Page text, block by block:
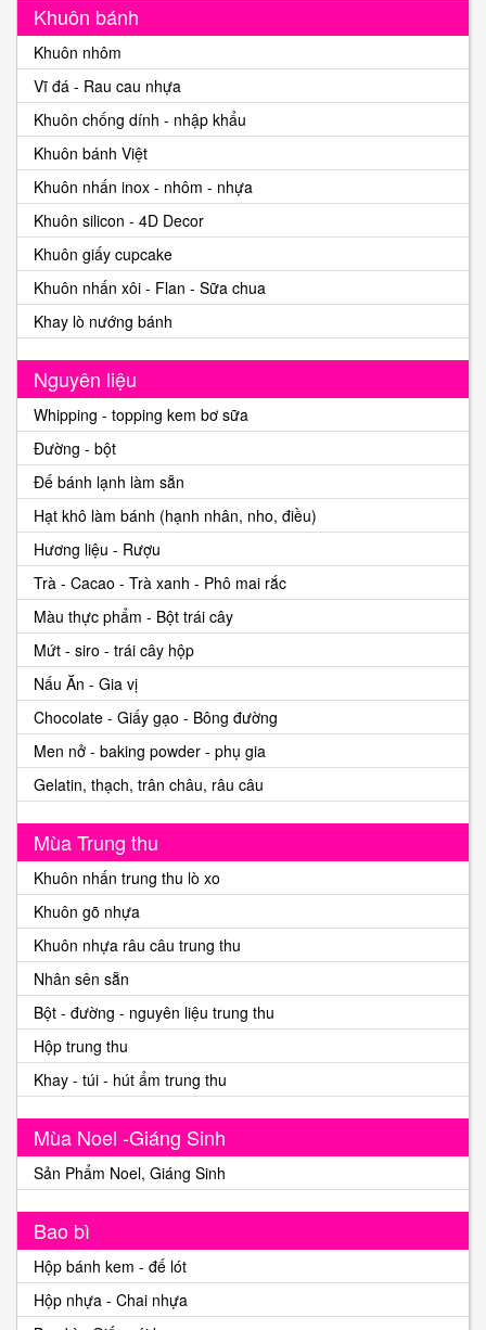
Khuôn bánh
Khuôn nhôm
Vĩ đá - Rau cau nhựa
Khuôn chống dính - nhập khẩu
Khuôn bánh Việt
Khuôn nhấn inox - nhôm - nhựa
Khuôn silicon - 4D Decor
Khuôn giấy cupcake
Khuôn nhấn xôi - Flan - Sữa chua
Khay lò nướng bánh
Nguyên liệu
Whipping - topping kem bơ sữa
Đường - bột
Đế bánh lạnh làm sẵn
Hạt khô làm bánh (hạnh nhân, nho, điều)
Hương liệu - Rượu
Trà - Cacao - Trà xanh - Phô mai rắc
Màu thực phẩm - Bột trái cây
Mứt - siro - trái cây hộp
Nấu Ăn - Gia vị
Chocolate - Giấy gạo - Bông đường
Men nở - baking powder - phụ gia
Gelatin, thạch, trân châu, râu câu
Mùa Trung thu
Khuôn nhấn trung thu lò xo
Khuôn gõ nhựa
Khuôn nhựa râu câu trung thu
Nhân sên sẵn
Bột - đường - nguyên liệu trung thu
Hộp trung thu
Khay - túi - hút ẩm trung thu
Mùa Noel -Giáng Sinh
Sản Phẩm Noel, Giáng Sinh
Bao bì
Hộp bánh kem - đế lót
Hộp nhựa - Chai nhựa